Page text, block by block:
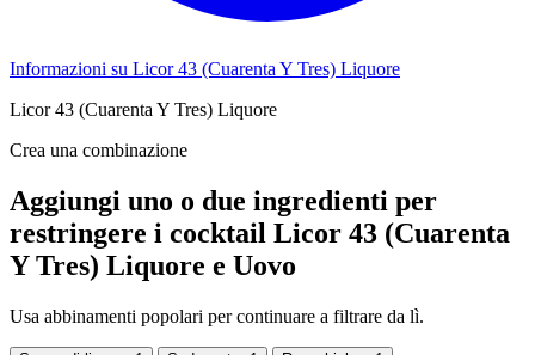
Informazioni su Licor 43 (Cuarenta Y Tres) Liquore
Licor 43 (Cuarenta Y Tres) Liquore
Crea una combinazione
Aggiungi uno o due ingredienti per
restringere i cocktail Licor 43 (Cuarenta
Y Tres) Liquore e Uovo
Usa abbinamenti popolari per continuare a filtrare da lì.